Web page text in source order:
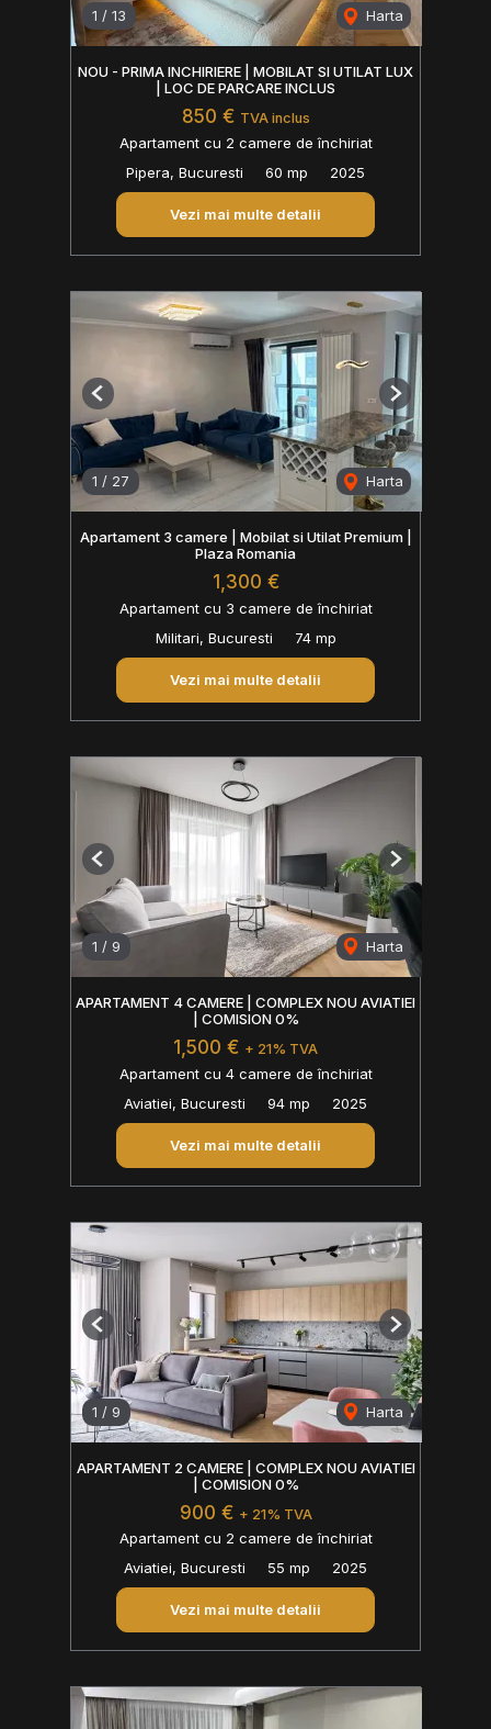
1 / 13 Harta
NOU - PRIMA INCHIRIERE | MOBILAT SI UTILAT LUX
| LOC DE PARCARE INCLUS
850 € TVA inclus
Apartament cu 2 camere de închiriat
Pipera, Bucuresti
60 mp 2025
Vezi mai multe detalii
1 / 27 Harta
Previous Next
Apartament 3 camere | Mobilat si Utilat Premium |
Plaza Romania
1,300 €
Apartament cu 3 camere de închiriat
Militari, Bucuresti
74 mp
Vezi mai multe detalii
1 / 9 Harta
Previous Next
APARTAMENT 4 CAMERE | COMPLEX NOU AVIATIEI
| COMISION 0%
1,500 € + 21% TVA
Apartament cu 4 camere de închiriat
Aviatiei, Bucuresti
94 mp 2025
Vezi mai multe detalii
1 / 9 Harta
Previous Next
APARTAMENT 2 CAMERE | COMPLEX NOU AVIATIEI
| COMISION 0%
900 € + 21% TVA
Apartament cu 2 camere de închiriat
Aviatiei, Bucuresti
55 mp 2025
Vezi mai multe detalii